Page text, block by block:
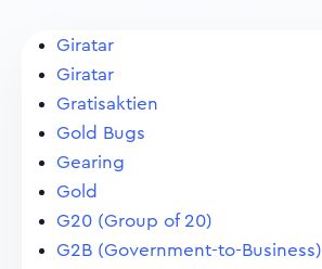
Giratar
Giratar
Gratisaktien
Gold Bugs
Gearing
Gold
G20 (Group of 20)
G2B (Government-to-Business)